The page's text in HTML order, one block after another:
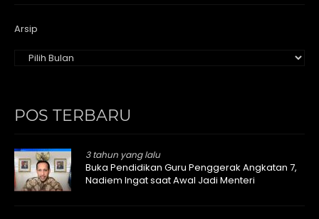
Arsip
POS TERBARU
3 tahun yang lalu
Buka Pendidikan Guru Penggerak Angkatan 7,
Nadiem Ingat saat Awal Jadi Menteri